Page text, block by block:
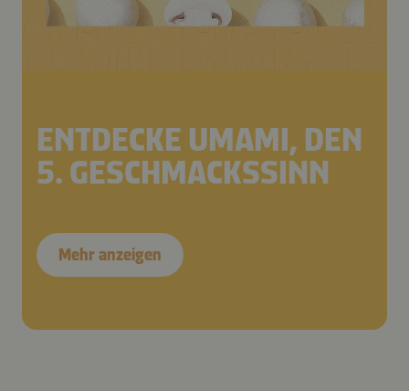
ENTDECKE UMAMI, DEN
5. GESCHMACKSSINN
Mehr anzeigen